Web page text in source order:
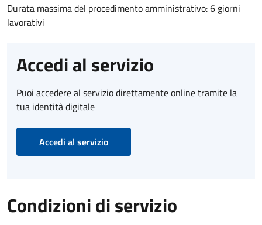
Durata massima del procedimento amministrativo: 6 giorni
lavorativi
Accedi al servizio
Puoi accedere al servizio direttamente online tramite la
tua identità digitale
Accedi al servizio
Condizioni di servizio